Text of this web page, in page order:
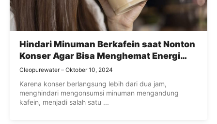
Hindari Minuman Berkafein saat Nonton
Konser Agar Bisa Menghemat Energi
Lebih Lama
Cleopurewater Oktober 10, 2024
Karena konser berlangsung lebih dari dua jam,
menghindari mengonsumsi minuman mengandung
kafein, menjadi salah satu ...